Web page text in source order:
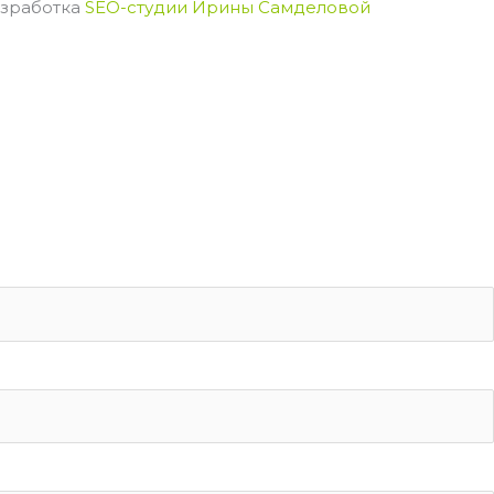
SEO-студии Ирины Самделовой